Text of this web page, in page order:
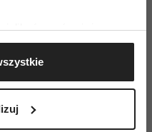
również:
Twojej lokalizacji
nawet do kilku metrów
aktywnie
odcisk palca)